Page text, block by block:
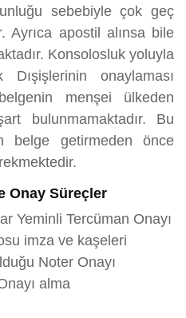
sebebiyle çok geç
Ayrıca apostil alınsa bile
Konsolosluk yoluyla
Dışişlerinin onaylaması
menşei ülkeden
bulunmamaktadır. Bu
belge getirmeden önce
Onay Süreçler
Yeminli Tercüman Onayı
imza ve kaşeleri
Noter Onayı
alma